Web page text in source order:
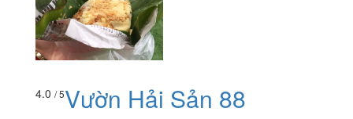
4.0 / 5Vườn Hải Sản 88